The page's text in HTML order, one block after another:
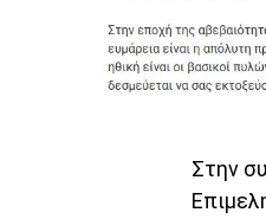
Στην